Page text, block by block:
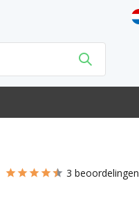
3 beoordelingen